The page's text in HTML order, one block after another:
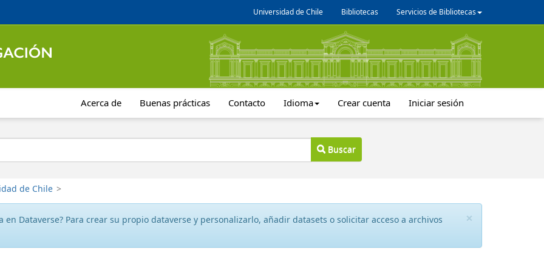
Universidad de Chile Bibliotecas Servicios de Bibliotecas
Acerca de Buenas prácticas Contacto Idioma Crear cuenta Iniciar sesión
Buscar
de Chile >
×
en Dataverse? Para crear su propio dataverse y personalizarlo, añadir datasets o solicitar acceso a archivos